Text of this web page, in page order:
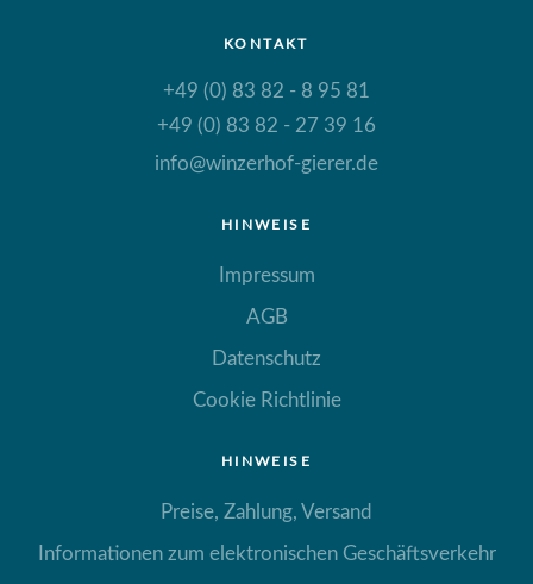
KONTAKT
+49 (0) 83 82 - 8 95 81
+49 (0) 83 82 - 27 39 16
info@winzerhof-gierer.de
HINWEISE
Impressum
AGB
Datenschutz
Cookie Richtlinie
HINWEISE
Preise, Zahlung, Versand
Informationen zum elektronischen Geschäftsverkehr